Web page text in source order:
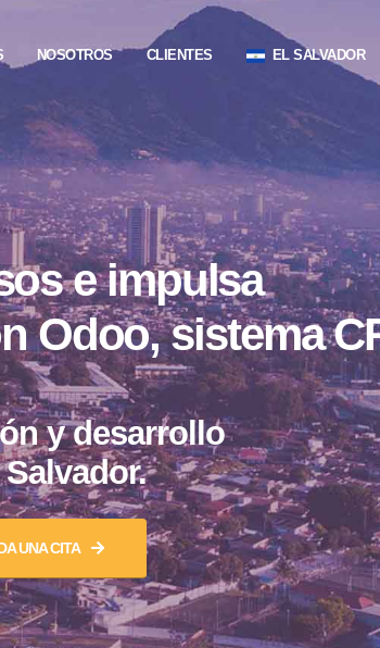
NOSOTROS CLIENTES EL SALVADOR
e impulsa
Odoo, sistema
y desarrollo
UNA CITA